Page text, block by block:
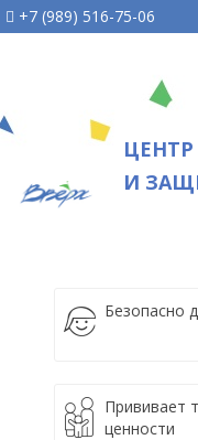
+7 (989) 516-75-06
И
Безопасно
Прививает
ценности